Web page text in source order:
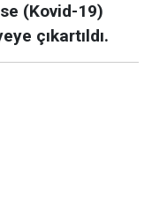
(Kovid-19)
çıkartıldı.